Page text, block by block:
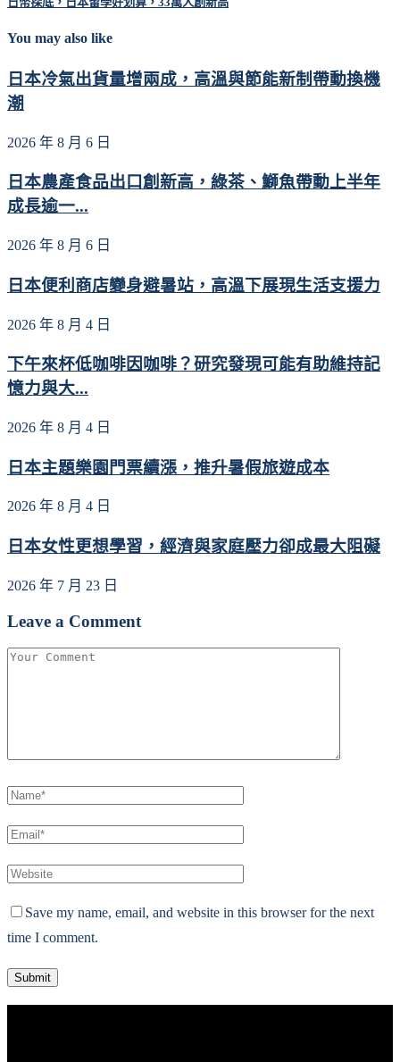
You may also like
日本冷氣出貨量增兩成，高溫與節能新制帶動換機
潮
2026 年 8 月 6 日
日本農產食品出口創新高，綠茶、鰤魚帶動上半年
成長逾一...
2026 年 8 月 6 日
日本便利商店變身避暑站，高溫下展現生活支援力
2026 年 8 月 4 日
下午來杯低咖啡因咖啡？研究發現可能有助維持記
憶力與大...
2026 年 8 月 4 日
日本主題樂園門票續漲，推升暑假旅遊成本
2026 年 8 月 4 日
日本女性更想學習，經濟與家庭壓力卻成最大阻礙
2026 年 7 月 23 日
Leave a Comment
Save my name, email, and website in this browser for the next
time I comment.